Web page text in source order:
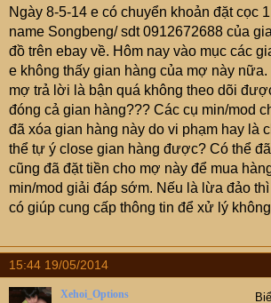
Ngày 8-5-14 e có chuyển khoản đặt cọc
name Songbeng/ sdt 0912672688 của
đồ trên ebay về. Hôm nay vào mục các
e không thấy gian hàng của mợ này
mợ trả lời là bận quá không theo dõi
đóng cả gian hàng??? Các cụ min/mod
đã xóa gian hàng này do vi phạm hay là
thể tự ý close gian hàng được? Có thể
cũng đã đặt tiền cho mợ này để mua
min/mod giải đáp sớm. Nếu là lừa đảo
có giúp cung cấp thông tin để xử lý
15:44 19/05/2014
Xehoi_Options